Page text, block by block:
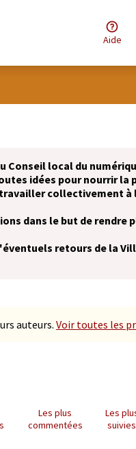
Aide
Conseil local du
idées pour nourrir la
collectivement à
dans le but de rendre
retours de la
auteurs. Voir toutes les
Les plus
commentées
Les
suivies